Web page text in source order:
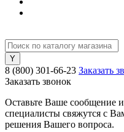
8 (800) 301-66-23 Заказать
Заказать звонок
Оставьте Ваше сообщение
специалисты свяжутся с
решения Вашего вопроса.